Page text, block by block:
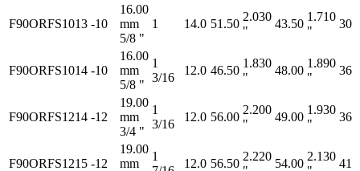
F90ORFS1013 -10
16.00
mm
5/8 "
1 14.0 51.50
2.030
"
43.50
1.710
"
30
F90ORFS1014 -10
16.00
mm
5/8 "
1
3/16
12.0 46.50
1.830
"
48.00
1.890
"
36
F90ORFS1214 -12
19.00
mm
3/4 "
1
3/16
12.0 56.00
2.200
"
49.00
1.930
"
36
F90ORFS1215 -12
19.00
mm
1
12.0 56.50
2.220
54.00
2.130
41